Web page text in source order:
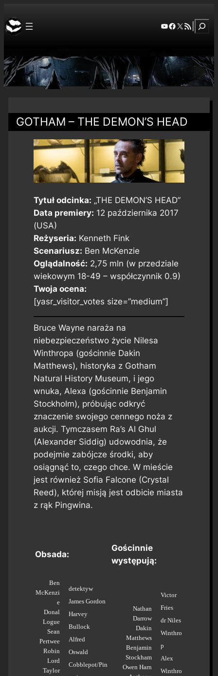
YouTube
Facebook
X RSS Feed
GOTHAM – THE DEMON’S HEAD
Tytuł odcinka: „THE DEMON’S HEAD”
Data premiery: 12 października 2017
(USA)
Reżyseria: Kenneth Fink
Scenariusz: Ben McKenzie
Oglądalność: 2,75 mln (w przedziale
wiekowym 18-49 – współczynnik 0.9)
Twoja ocena:
[yasr_visitor_votes size=”medium”]
Bruce Wayne naraża na
niebezpieczeństwo życie Nilesa
Winthropa (gościnnie Dakin
Matthews), historyka z Gotham
Natural History Museum, i jego
wnuka, Alexa (gościnnie Benjamin
Stockholm), próbując odkryć
znaczenie swojego cennego noża z
aukcji. Tymczasem Ra’s Al Ghul
(Alexander Siddig) udowodnia, że
podejmie zabójcze środki, aby
osiągnąć to, czego chce. W mieście
jest również Sofia Falcone (Crystal
Reed), której misją jest odbicie miasta
z rąk Pingwina.
Obsada:
Gościnnie
występują:
Ben
McKenzi
e
Donal
Logue
Sean
Pertwee
Robin
Lord
Taylor
detektyw
James Gordon
Harvey
Bullock
Alfred
Oswald
Cobblepot/Pin
Nathan
Darrow
Dakin
Matthews
Benjamin
Stockham
Owen Harn
Victor
Fries
dr Niles
Winthro
p
Alex
Winthro